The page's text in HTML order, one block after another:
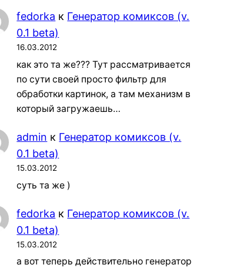
fedorka к Генератор комиксов (v.
0.1 beta)
16.03.2012
как это та же??? Тут рассматривается
по сути своей просто фильтр для
обработки картинок, а там механизм в
который загружаешь…
admin к Генератор комиксов (v.
0.1 beta)
15.03.2012
суть та же )
fedorka к Генератор комиксов (v.
0.1 beta)
15.03.2012
а вот теперь действительно генератор